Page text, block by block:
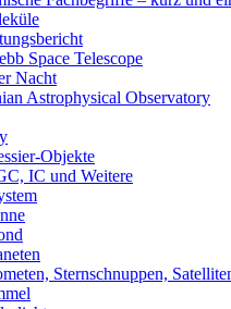
Space Telescope
Nacht
Astrophysical Observatory
Objekte
IC und Weitere
Sternschnuppen,